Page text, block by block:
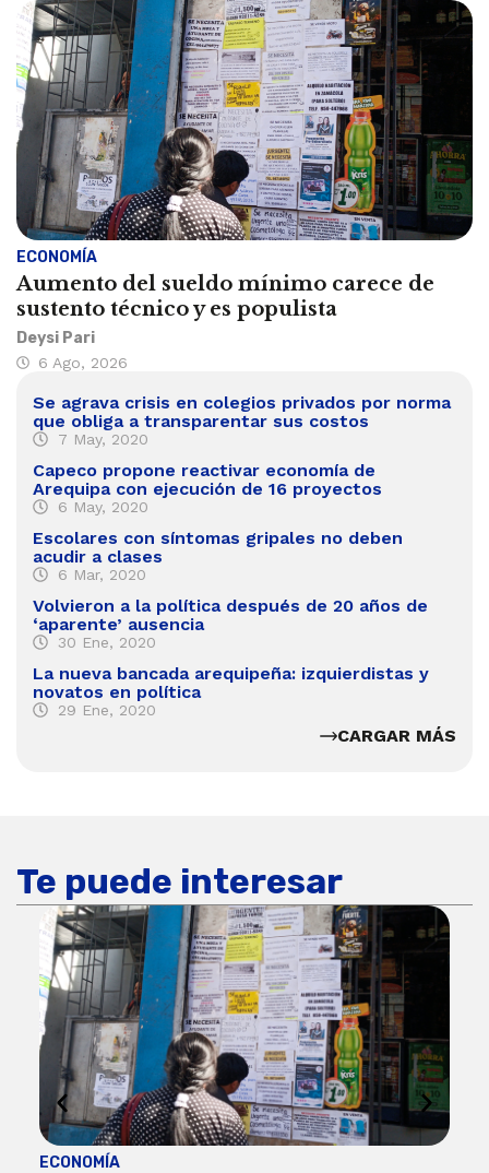
ECONOMÍA
Aumento del sueldo mínimo carece de
sustento técnico y es populista
Deysi Pari
6 Ago, 2026
Se agrava crisis en colegios privados por norma
que obliga a transparentar sus costos
7 May, 2020
Capeco propone reactivar economía de
Arequipa con ejecución de 16 proyectos
6 May, 2020
Escolares con síntomas gripales no deben
acudir a clases
6 Mar, 2020
Volvieron a la política después de 20 años de
‘aparente’ ausencia
30 Ene, 2020
La nueva bancada arequipeña: izquierdistas y
novatos en política
29 Ene, 2020
CARGAR MÁS
Te puede interesar
ECONOMÍA